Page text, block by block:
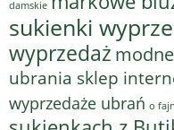
damskie
sukienki
wyprzedaż
ubrania sklep
wyprzedaże ubrań o